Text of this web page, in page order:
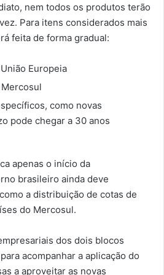
nem todos os produtos terão
Para itens considerados mais
feita de forma gradual:
Europeia
Mercosul
como novas
pode chegar a 30 anos
apenas o início da
brasileiro ainda deve
a distribuição de cotas de
do Mercosul.
dos dois blocos
acompanhar a aplicação do
a aproveitar as novas